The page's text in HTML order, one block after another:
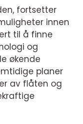
fortsetter
innen
til å finne
og
økende
planer
av flåten og